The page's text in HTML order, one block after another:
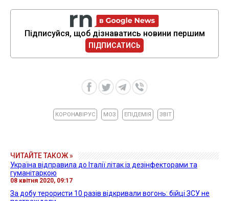
Підписуйся, щоб дізнаватись новини першим
ПІДПИСАТИСЬ
КОРОНАВІРУС МОЗ ЕПІДЕМІЯ ЗВІТ
ЧИТАЙТЕ ТАКОЖ »
Україна відправила до Італії літак із дезінфекторами та
гуманітаркою
08 квітня 2020, 09:17
За добу терористи 10 разів відкривали вогонь: бійці ЗСУ не